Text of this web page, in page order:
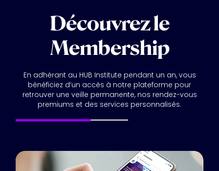
Découvrez le
Membership
En adhérant au HUB Institute pendant un an, vous
bénéficiez d’un accès à notre plateforme pour
retrouver une veille permanente, nos rendez-vous
premiums et des services personnalisés.